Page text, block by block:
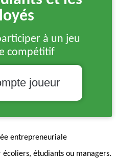
à un jeu
compétitif
joueur
entrepreneuriale
étudiants ou managers.